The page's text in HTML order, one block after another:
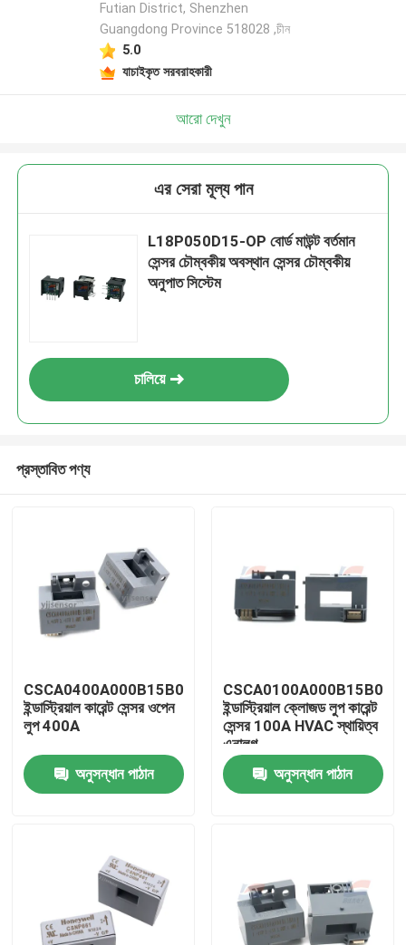
ভিআর শো
Futian District, Shenzhen
Guangdong Province 518028 ,চীন
5.0
যাচাইকৃত সরবরাহকারী
আরো দেখুন
এর সেরা মূল্য পান
L18P050D15-OP বোর্ড মাউন্ট বর্তমান
সেন্সর চৌম্বকীয় অবস্থান সেন্সর চৌম্বকীয়
অনুপাত সিস্টেম
চালিয়ে
প্রস্তাবিত পণ্য
CSCA0400A000B15B01
ইন্ডাস্ট্রিয়াল কারেন্ট সেন্সর ওপেন
লুপ 400A
অনুসন্ধান পাঠান
CSCA0100A000B15B01
ইন্ডাস্ট্রিয়াল ক্লোজড লুপ কারেন্ট
সেন্সর 100A HVAC স্থায়িত্ব
এনালগ
অনুসন্ধান পাঠান